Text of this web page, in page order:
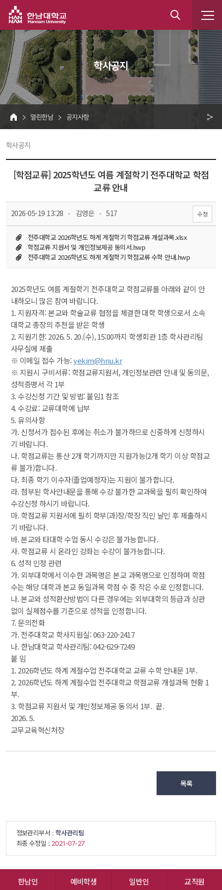
통
학사공지
HOME
열린한남 공지사항
유
학사공지
[학점교류] 2025학년도 여름 계절학기 전주대학교 학점
교류 안내
2026-05-19 13:28 김영은 517 수정
전주대학교 2026학년도 하계 계절학기 학점교류 개설과목.xlsx
학점교류 지원서 및 개인정보제공 동의서.hwp
전주대학교 2026학년도 하계 계절학기 학점교류 수학 안내.hwp
2025학년도 여름 계절학기 전주대학교 학점교류를 아래와 같이 안
내하오니 많은 참여 바랍니다.
1. 지원자격: 본교와 학술교류 협정을 체결한 대학 학생으로서 소속
대학교 총장의 추천을 받은 학생
2. 지원기한: 2026. 5. 20.(수), 15:00까지 학생회관 1층 학사관리팀
사무실에 제출
※ 이메일 접수 가능: yekim@hnu.kr
※ 지원시 구비서류: 학점교류지원서, 개인정보관련 안내 및 동의문,
성적증명서 각 1부
3. 수강신청 기간 및 방법: 붙임1 참조
4. 수강료: 교류대학에 납부
5. 유의사항
가. 신청서가 접수된 후에는 취소가 불가하므로 신중하게 신청하시
기 바랍니다.
나. 학점교류는 통산 2개 학기까지만 지원가능(2개 학기 이상 학점교
류 불가)합니다.
다. 최종 학기 이수자(졸업예정자)는 지원이 불가합니다.
라. 첨부된 학사안내문을 통해 수강 불가한 교과목을 필히 확인하여
수강신청 하시기 바랍니다.
마. 학점교류 지원서에 필히 학부(과)장/학장 직인 날인 후 제출하시
기 바랍니다.
바. 본교와 타대학 수업 동시 수강은 불가능합니다.
사. 학점교류 시 온라인 강좌는 수강이 불가능합니다.
6. 성적 인정 관련
가. 외부대학에서 이수한 과목명은 본교 과목명으로 인정하며 학점
수는 해당 대학과 본교 동일과목 학점 수 중 작은 수로 인정합니다.
나. 본교와 성적환산방법이 다른 경우에는 외부대학의 등급과 상관
없이 실제점수를 기준으로 성적을 인정합니다.
7. 문의전화
가. 전주대학교 학사지원실: 063-220-2417
나. 한남대학교 학사관리팀: 042-629-7249
붙 임
1. 2026학년도 하계 계절수업 전주대학교 교류 수학 안내문 1부.
2. 2026학년도 하계 계절수업 전주대학교 학점교류 개설과목 현황 1
부.
3. 학점교류 지원서 및 개인정보제공 동의서 1부. 끝.
2026. 5.
교무교육혁신처장
목록
정보관리부서 : 학사관리팀
최종 수정일 : 2021-07-27
한남인 예비학생 일반인 교직원